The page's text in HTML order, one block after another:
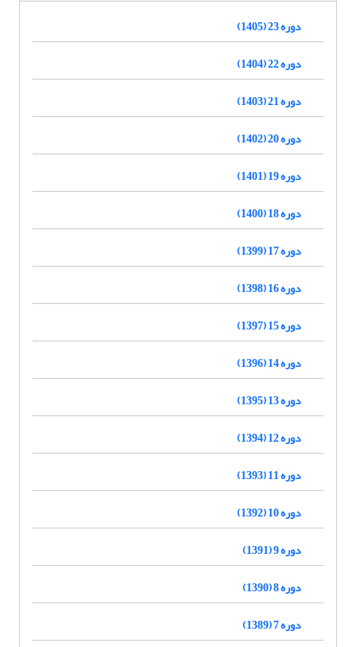
دوره 23 (1405)
دوره 22 (1404)
دوره 21 (1403)
دوره 20 (1402)
دوره 19 (1401)
دوره 18 (1400)
دوره 17 (1399)
دوره 16 (1398)
دوره 15 (1397)
دوره 14 (1396)
دوره 13 (1395)
دوره 12 (1394)
دوره 11 (1393)
دوره 10 (1392)
دوره 9 (1391)
دوره 8 (1390)
دوره 7 (1389)